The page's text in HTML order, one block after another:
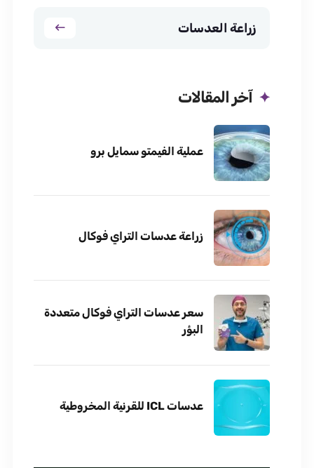
زراعة العدسات
آخر المقالات
عملية الفيمتو سمايل برو
زراعة عدسات التراي فوكال
سعر عدسات التراي فوكال متعددة
البؤر
عدسات ICL للقرنية المخروطية